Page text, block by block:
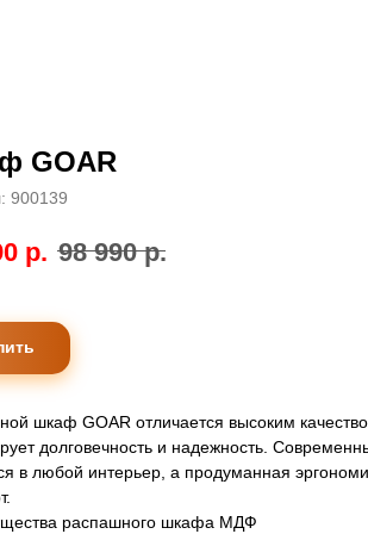
GOAR
900139
р. 98 990 р.
шкаф GOAR отличается высоким
долговечность и надежность.
в любой интерьер, а продуманная
распашного шкафа МДФ